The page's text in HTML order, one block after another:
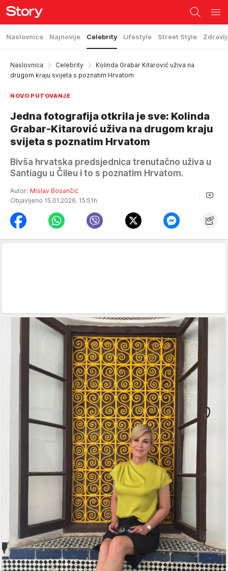
Naslovnica Najnovije Celebrity Lifestyle Street Style
Naslovnica Celebrity
Kolinda Grabar Kitarović uživa na
drugom kraju svijeta s poznatim Hrvatom
NOVO PUTOVANJE
Jedna fotografija otkrila je sve: Kolinda
Grabar-Kitarović uživa na drugom kraju
svijeta s poznatim Hrvatom
Bivša hrvatska predsjednica trenutačno uživa u
Santiagu u Čileu i to s poznatim Hrvatom.
Autor: Mislav Bosančić
Objavljeno 15.01.2026. 15:51h